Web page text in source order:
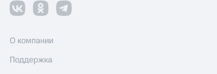
О компании
Поддержка